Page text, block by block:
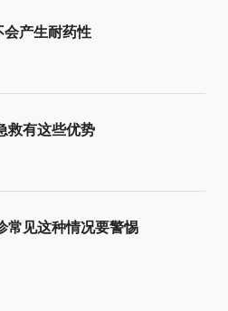
会产生耐药性
救有这些优势
常见这种情况要警惕